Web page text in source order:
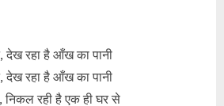
रहा है आँख का पानी
रहा है आँख का पानी
निकल रही है एक ही घर से